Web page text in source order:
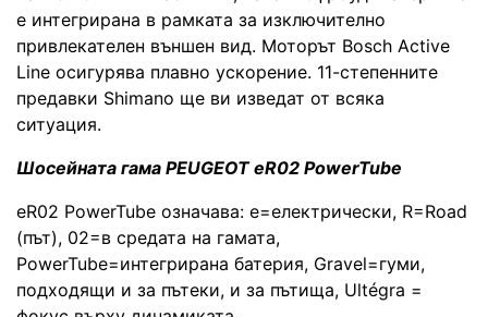
е интегрирана в рамката за изключително
привлекателен външен вид. Моторът Bosch Active
Line осигурява плавно ускорение. 11-степенните
предавки Shimano ще ви изведат от всяка
ситуация.
Шосейната гама PEUGEOT eR02 PowerTube
eR02 PowerTube означава: e=електрически, R=Road
(път), 02=в средата на гамата,
PowerTube=интегрирана батерия, Gravel=гуми,
подходящи и за пътеки, и за пътища, Ultégra =